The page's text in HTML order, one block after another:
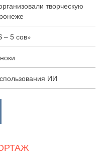
творческую
– 5 сов»
ИИ